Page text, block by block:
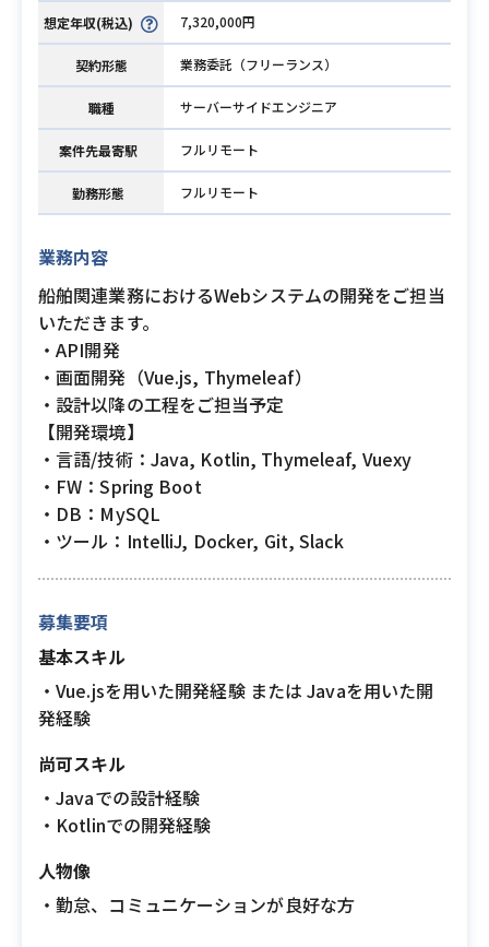
想定年収(税込) 7,320,000円
契約形態 業務委託（フリーランス）
職種 サーバーサイドエンジニア
案件先最寄駅 フルリモート
勤務形態 フルリモート
業務内容
船舶関連業務におけるWebシステムの開発をご担当
いただきます。
・API開発
・画面開発（Vue.js, Thymeleaf）
・設計以降の工程をご担当予定
【開発環境】
・言語/技術：Java, Kotlin, Thymeleaf, Vuexy
・FW：Spring Boot
・DB：MySQL
・ツール：IntelliJ, Docker, Git, Slack
募集要項
基本スキル
・Vue.jsを用いた開発経験 または Javaを用いた開
発経験
尚可スキル
・Javaでの設計経験
・Kotlinでの開発経験
人物像
・勤怠、コミュニケーションが良好な方